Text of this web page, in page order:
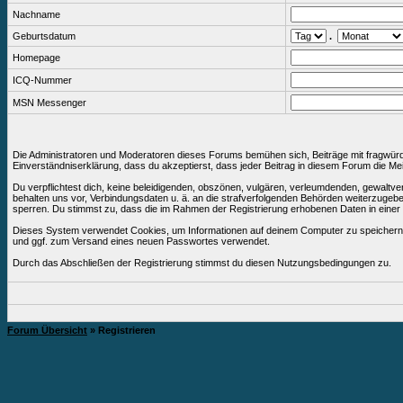
Nachname
Geburtsdatum
.
Homepage
ICQ-Nummer
MSN Messenger
Die Administratoren und Moderatoren dieses Forums bemühen sich, Beiträge mit
Einverständniserklärung, dass du akzeptierst, dass jeder Beitrag in diesem Forum die
Du verpflichtest dich, keine beleidigenden, obszönen, vulgären, verleumdenden,
behalten uns vor, Verbindungsdaten u. ä. an die strafverfolgenden Behörden
sperren. Du stimmst zu, dass die im Rahmen der Registrierung erhobenen Daten in
Dieses System verwendet Cookies, um Informationen auf deinem Computer zu
und ggf. zum Versand eines neuen Passwortes verwendet.
Durch das Abschließen der Registrierung stimmst du diesen Nutzungsbedingungen zu.
Forum Übersicht » Registrieren